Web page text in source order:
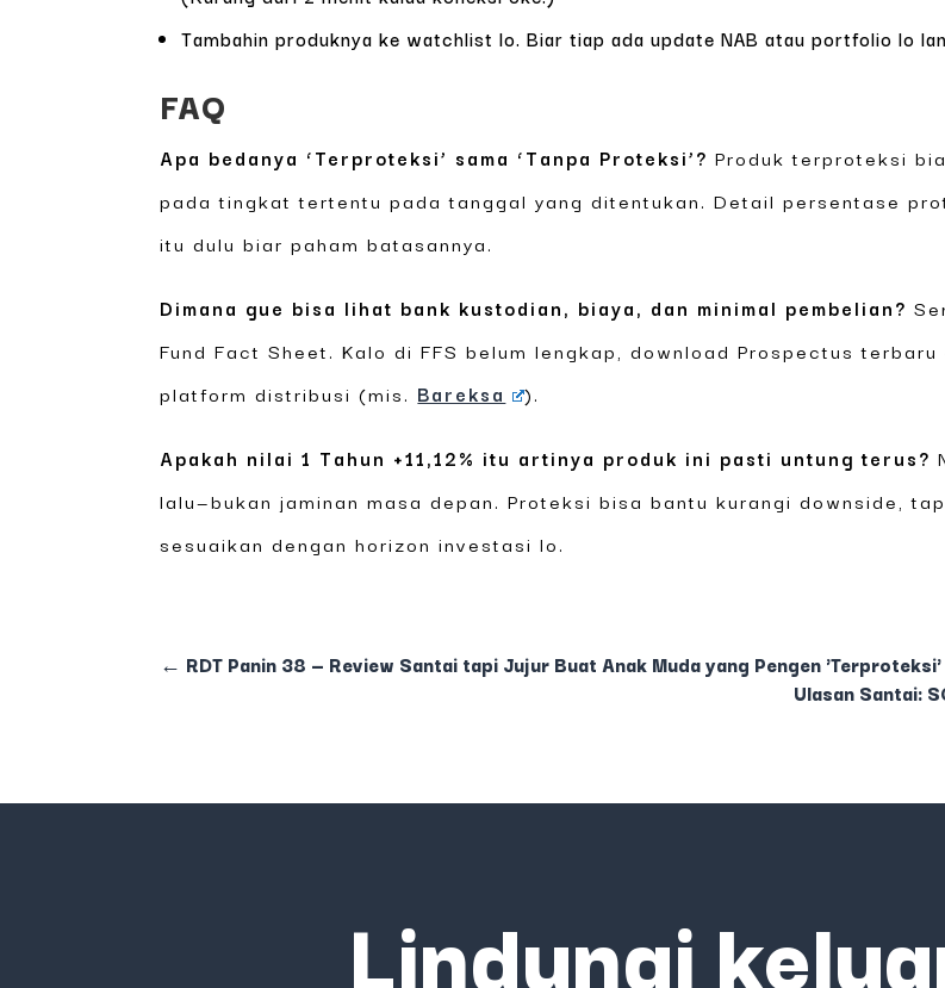
Tambahin produknya ke watchlist lo. Biar tiap ada update NAB atau portfolio lo
FAQ
Apa bedanya ‘Terproteksi’ sama ‘Tanpa Proteksi’? Produk terproteksi
pada tingkat tertentu pada tanggal yang ditentukan. Detail persentase
itu dulu biar paham batasannya.
Dimana gue bisa lihat bank kustodian, biaya, dan minimal pembelian?
Fund Fact Sheet. Kalo di FFS belum lengkap, download Prospectus
platform distribusi (mis. Bareksa ).
Apakah nilai 1 Tahun +11,12% itu artinya produk ini pasti untung terus?
lalu—bukan jaminan masa depan. Proteksi bisa bantu kurangi downside,
sesuaikan dengan horizon investasi lo.
← RDT Panin 38 — Review Santai tapi Jujur Buat Anak Muda yang Pengen
Ulasan Santai:
Lindungi